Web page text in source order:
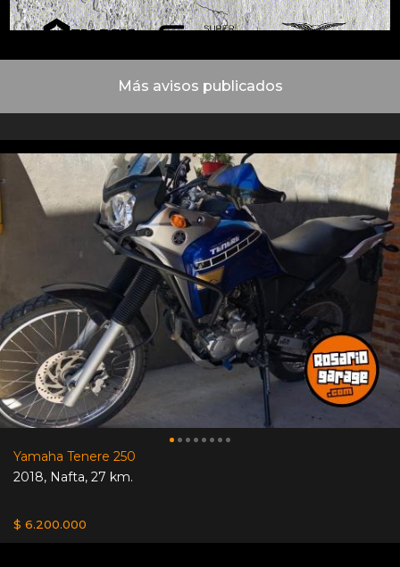
Más avisos publicados
Yamaha Tenere 250
2018, Nafta, 27 km.
$ 6.200.000